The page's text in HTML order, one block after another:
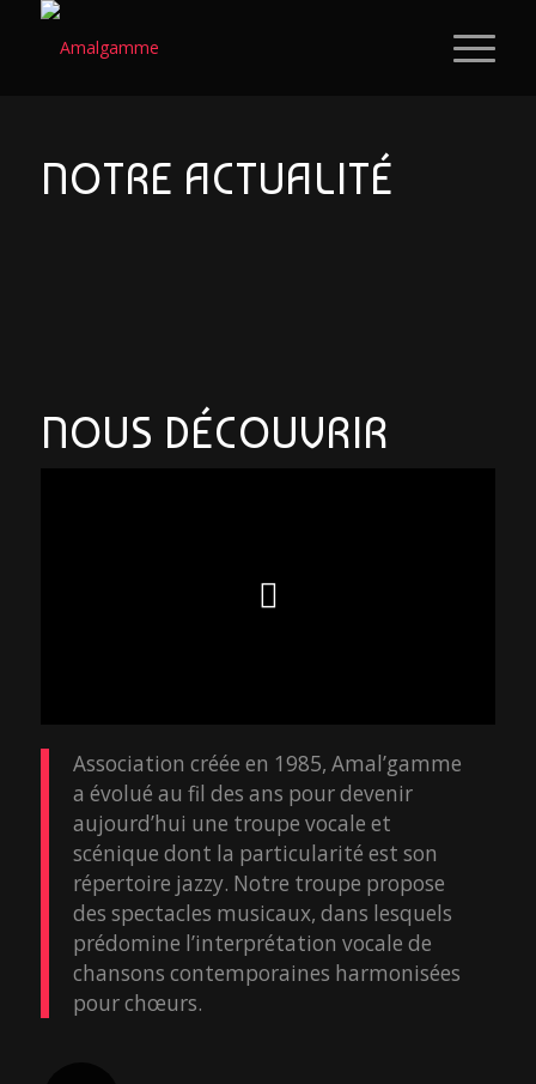
NOTRE ACTUALITÉ
NOUS DÉCOUVRIR
Association créée en 1985, Amal’gamme
a évolué au fil des ans pour devenir
aujourd’hui une troupe vocale et
scénique dont la particularité est son
répertoire jazzy. Notre troupe propose
des spectacles musicaux, dans lesquels
prédomine l’interprétation vocale de
chansons contemporaines harmonisées
pour chœurs.